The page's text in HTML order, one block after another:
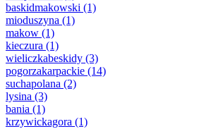
baskidmakowski (1)
mioduszyna (1)
makow (1)
kieczura (1)
wieliczkabeskidy (3)
pogorzakarpackie (14)
suchapolana (2)
lysina (3)
bania (1)
krzywickagora (1)